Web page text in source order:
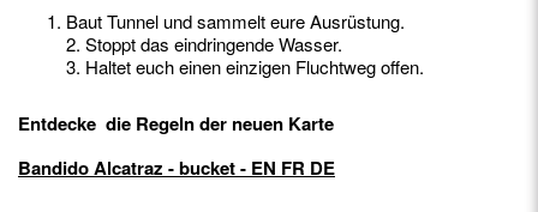
Baut Tunnel und sammelt eure Ausrüstung.
2. Stoppt das eindringende Wasser.
3. Haltet euch einen einzigen Fluchtweg offen.
Entdecke die Regeln der neuen Karte
Bandido Alcatraz - bucket - EN FR DE